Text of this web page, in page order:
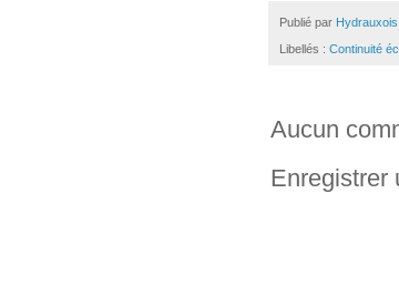
Publié par Hydrauxois
Libellés : Continuité
Aucun
Enregistrer